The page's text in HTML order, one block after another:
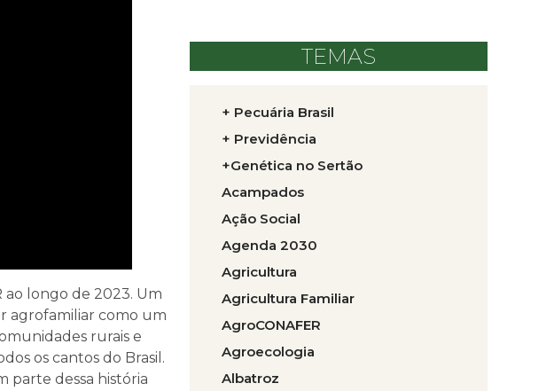
ao longo de 2023. Um
agrofamiliar como um
rurais e
os cantos do Brasil.
parte dessa história
TEMAS
+ Pecuária Brasil
+ Previdência
+Genética no Sertão
Acampados
Ação Social
Agenda 2030
Agricultura
Agricultura Familiar
AgroCONAFER
Agroecologia
Albatroz